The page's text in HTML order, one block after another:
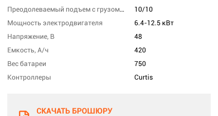
Преодолеваемый подъем с грузом/без груза,%
10/10
Мощность электродвигателя
6.4-12.5 кВт
Напряжение, В
48
Емкость, А/ч
420
Вес батареи
750
Контроллеры
Curtis
СКАЧАТЬ БРОШЮРУ